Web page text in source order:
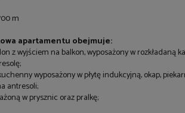
m
apartamentu obejmuje:
z wyjściem na balkon, wyposażony w rozkładaną
wyposażony w płytę indukcyjną, okap,
antresoli;
w prysznic oraz pralkę;